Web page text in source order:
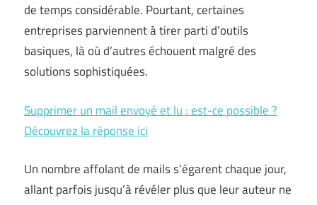
de temps considérable. Pourtant, certaines
entreprises parviennent à tirer parti d’outils
basiques, là où d’autres échouent malgré des
solutions sophistiquées.
Supprimer un mail envoyé et lu : est-ce possible ?
Découvrez la réponse ici
Un nombre affolant de mails s’égarent chaque jour,
allant parfois jusqu’à révéler plus que leur auteur ne